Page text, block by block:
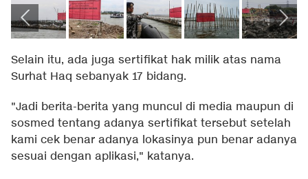
Selain itu, ada juga sertifikat hak milik atas nama
Surhat Haq sebanyak 17 bidang.
"Jadi berita-berita yang muncul di media maupun di
sosmed tentang adanya sertifikat tersebut setelah
kami cek benar adanya lokasinya pun benar adanya
sesuai dengan aplikasi," katanya.